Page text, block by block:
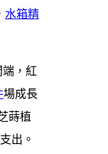
水箱精
，紅
場成長
蒔植
出。